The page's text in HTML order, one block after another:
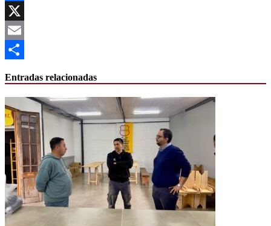
Facebook
X
Email
Entradas relacionadas